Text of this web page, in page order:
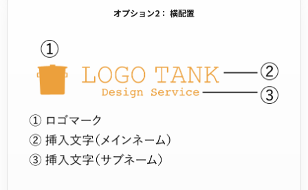
オプション2： 横配置